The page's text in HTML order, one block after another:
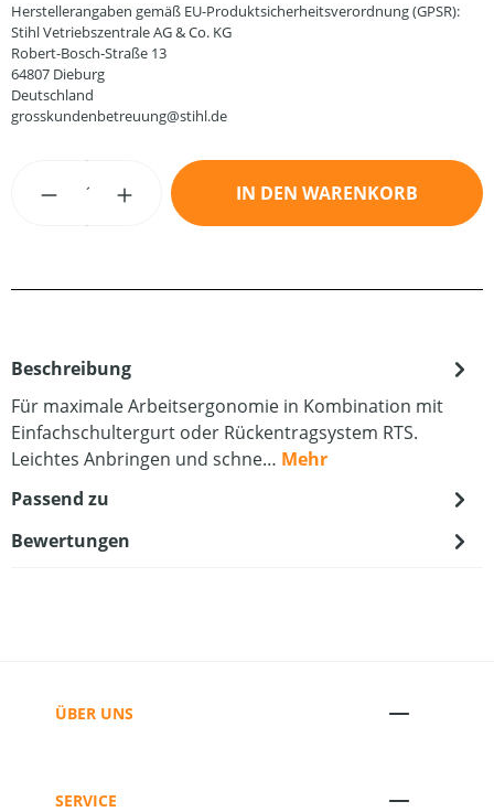
Herstellerangaben gemäß EU-Produktsicherheitsverordnung (GPSR):
Stihl Vetriebszentrale AG & Co. KG
Robert-Bosch-Straße 13
64807 Dieburg
Deutschland
grosskundenbetreuung@stihl.de
Produkt Anzahl: Gib den gewünschten
IN DEN WARENKORB
Beschreibung
Für maximale Arbeitsergonomie in Kombination mit
Einfachschultergurt oder Rückentragsystem RTS.
Leichtes Anbringen und schne… Mehr
Passend zu
Bewertungen
ÜBER UNS
SERVICE